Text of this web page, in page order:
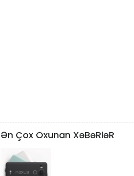
Ən Çox Oxunan XəBəRləR